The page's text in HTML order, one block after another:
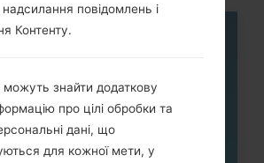
повідомлень і
Контенту.
можуть знайти додаткову
про цілі обробки та
дані, що
для кожної мети, у